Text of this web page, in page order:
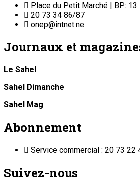
Place du Petit Marché | BP: 13
20 73 34 86/87
onep@intnet.ne
Journaux et
Le Sahel
Sahel Dimanche
Sahel Mag
Abonnement
Service commercial : 20 73 22
Suivez-nous